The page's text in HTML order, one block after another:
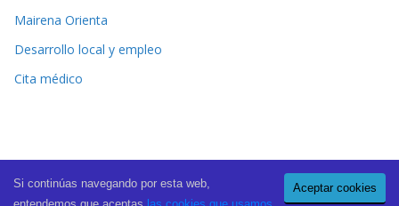
Mairena Orienta
Desarrollo local y empleo
Cita médico
Copyright © 2026El Periódico de Mairena . All rights reserved.
Aceptar cookies
Si continúas navegando por esta web,